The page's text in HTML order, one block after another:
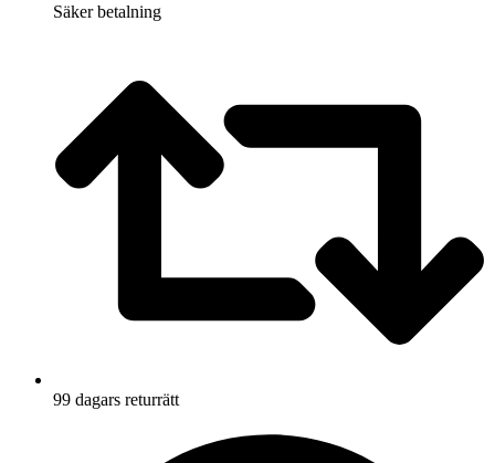
Säker betalning
99 dagars returrätt